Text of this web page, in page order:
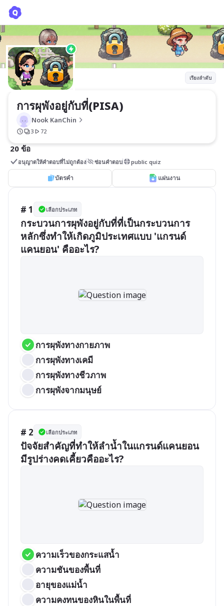
เรียงลำดับ
การผุพังอยู่กับที่(PISA)
Nook KanChin
3 72
20 ข้อ
อนุญาตให้คำตอบที่ไม่ถูกต้อง ซ่อนคำตอบ public quiz
บัตรคำ แผ่นงาน
# 1 เลือกประเภท
กระบวนการผุพังอยู่กับที่ที่เป็นกระบวนการ
หลักซึ่งทำให้เกิดภูมิประเทศแบบ 'แกรนด์
แคนยอน' คืออะไร?
การผุพังทางกายภาพ
การผุพังทางเคมี
การผุพังทางชีวภาพ
การผุพังจากมนุษย์
# 2 เลือกประเภท
ปัจจัยสำคัญที่ทำให้ลำน้ำในแกรนด์แคนยอน
มีรูปร่างคดเคี้ยวคืออะไร?
ความเร็วของกระแสน้ำ
ความชันของพื้นที่
อายุของแม่น้ำ
ความคงทนของหินในพื้นที่